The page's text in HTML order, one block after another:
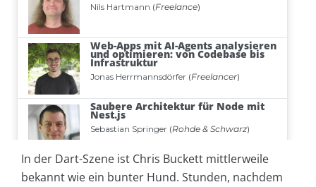
In der Dart-Szene ist Chris Buckett mittlerweile
bekannt wie ein bunter Hund. Stunden, nachdem